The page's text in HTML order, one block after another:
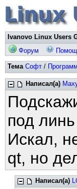
Ivanovo Linux Users
Форум
Тема Софт /
Написал(а)
под
Искал,
qt, но
Написал(а)